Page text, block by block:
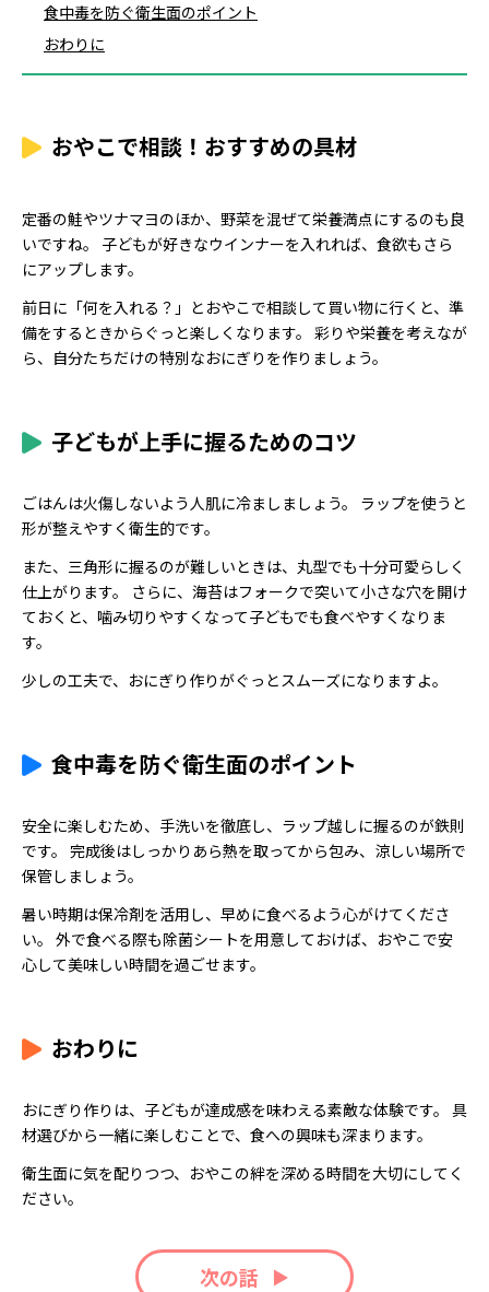
食中毒を防ぐ衛生面のポイント
おわりに
おやこで相談！おすすめの具材
定番の鮭やツナマヨのほか、野菜を混ぜて栄養満点にするのも良
いですね。 子どもが好きなウインナーを入れれば、食欲もさら
にアップします。
前日に「何を入れる？」とおやこで相談して買い物に行くと、準
備をするときからぐっと楽しくなります。 彩りや栄養を考えなが
ら、自分たちだけの特別なおにぎりを作りましょう。
子どもが上手に握るためのコツ
ごはんは火傷しないよう人肌に冷ましましょう。 ラップを使うと
形が整えやすく衛生的です。
また、三角形に握るのが難しいときは、丸型でも十分可愛らしく
仕上がります。 さらに、海苔はフォークで突いて小さな穴を開け
ておくと、噛み切りやすくなって子どもでも食べやすくなりま
す。
少しの工夫で、おにぎり作りがぐっとスムーズになりますよ。
食中毒を防ぐ衛生面のポイント
安全に楽しむため、手洗いを徹底し、ラップ越しに握るのが鉄則
です。 完成後はしっかりあら熱を取ってから包み、涼しい場所で
保管しましょう。
暑い時期は保冷剤を活用し、早めに食べるよう心がけてくださ
い。 外で食べる際も除菌シートを用意しておけば、おやこで安
心して美味しい時間を過ごせます。
おわりに
おにぎり作りは、子どもが達成感を味わえる素敵な体験です。 具
材選びから一緒に楽しむことで、食への興味も深まります。
衛生面に気を配りつつ、おやこの絆を深める時間を大切にしてく
ださい。
次の話